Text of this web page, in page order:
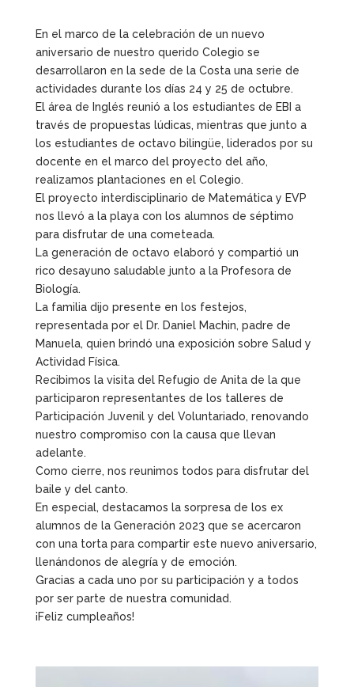
En el marco de la celebración de un nuevo
aniversario de nuestro querido Colegio se
desarrollaron en la sede de la Costa una serie de
actividades durante los días 24 y 25 de octubre.
El área de Inglés reunió a los estudiantes de EBI a
través de propuestas lúdicas, mientras que junto a
los estudiantes de octavo bilingüe, liderados por su
docente en el marco del proyecto del año,
realizamos plantaciones en el Colegio.
El proyecto interdisciplinario de Matemática y EVP
nos llevó a la playa con los alumnos de séptimo
para disfrutar de una cometeada.
La generación de octavo elaboró y compartió un
rico desayuno saludable junto a la Profesora de
Biología.
La familia dijo presente en los festejos,
representada por el Dr. Daniel Machin, padre de
Manuela, quien brindó una exposición sobre Salud y
Actividad Física.
Recibimos la visita del Refugio de Anita de la que
participaron representantes de los talleres de
Participación Juvenil y del Voluntariado, renovando
nuestro compromiso con la causa que llevan
adelante.
Como cierre, nos reunimos todos para disfrutar del
baile y del canto.
En especial, destacamos la sorpresa de los ex
alumnos de la Generación 2023 que se acercaron
con una torta para compartir este nuevo aniversario,
llenándonos de alegría y de emoción.
Gracias a cada uno por su participación y a todos
por ser parte de nuestra comunidad.
¡Feliz cumpleaños!